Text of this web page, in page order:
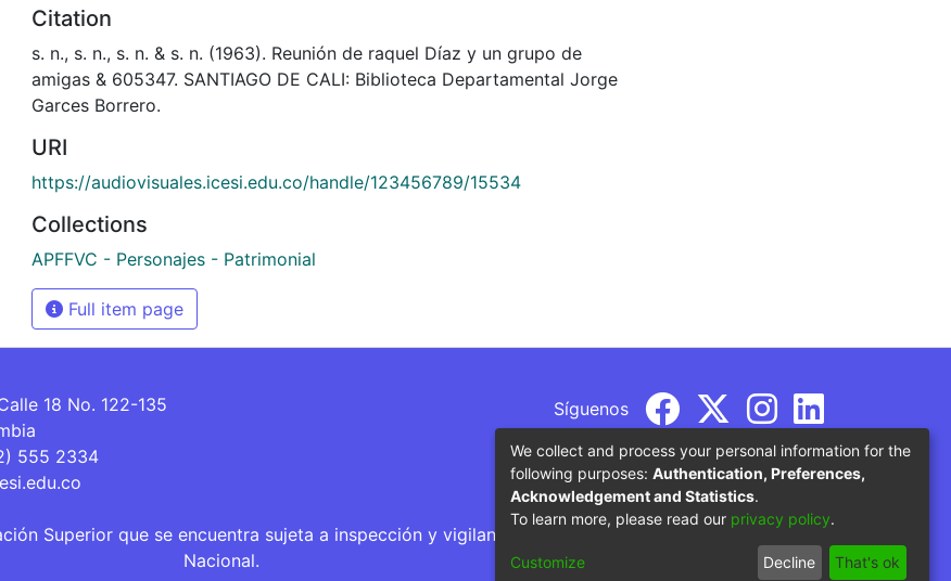
Citation
s. n., s. n., s. n. & s. n. (1963). Reunión de raquel Díaz y un grupo de
amigas & 605347. SANTIAGO DE CALI: Biblioteca Departamental Jorge
Garces Borrero.
URI
https://audiovisuales.icesi.edu.co/handle/123456789/15534
Collections
APFFVC - Personajes - Patrimonial
Full item page
18 No. 122-135
555 2334
Síguenos
Superior que se encuentra sujeta a inspección y vigilancia por parte del Ministerio de Educación
Nacional.
We collect and process your personal information for the
following purposes: Authentication, Preferences,
Acknowledgement and Statistics.
To learn more, please read our privacy policy.
Customize Decline That's ok